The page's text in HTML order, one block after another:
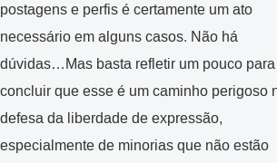
postagens e perfis é certamente um ato
necessário em alguns casos. Não há
dúvidas…Mas basta refletir um pouco para
concluir que esse é um caminho perigoso
defesa da liberdade de expressão,
especialmente de minorias que não estão